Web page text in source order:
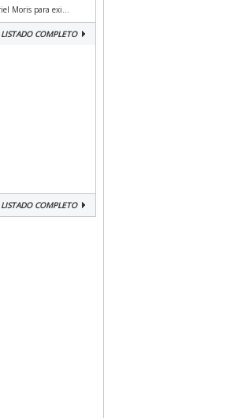
Moris para exi...
LISTADO COMPLETO
LISTADO COMPLETO